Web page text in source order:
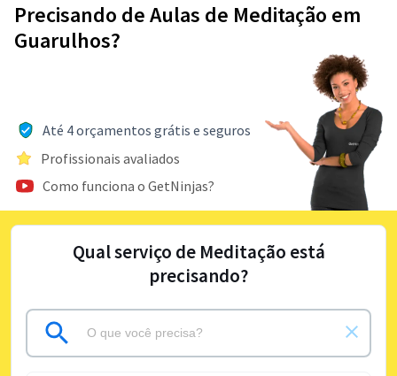
Precisando de Aulas de Meditação em
Guarulhos?
Até 4 orçamentos grátis e seguros
Profissionais avaliados
Como funciona o GetNinjas?
Qual serviço de Meditação está
precisando?